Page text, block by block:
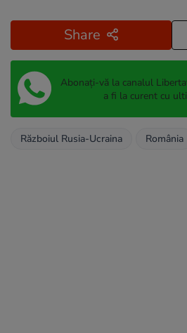
Share
Abonați-vă la canalul
a fi la curent cu
Războiul Rusia-Ucraina România